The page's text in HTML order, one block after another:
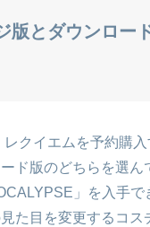
版とダウンロー
クイエムを予約購
ド版のどちらを選ん
」を入手で
た目を変更するコス